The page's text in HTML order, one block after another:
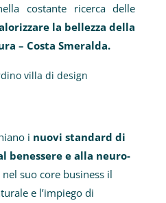
costante ricerca delle
la bellezza della
– Costa Smeralda.
i nuovi standard di
benessere e alla neuro-
nel suo core business il
e l’impiego di